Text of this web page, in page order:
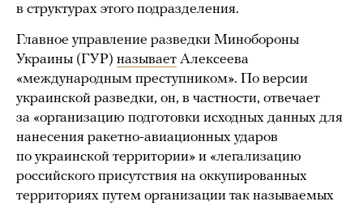
в структурах этого подразделения.
Главное управление разведки Минобороны
Украины (ГУР) называет Алексеева
«международным преступником». По версии
украинской разведки, он, в частности, отвечает
за «организацию подготовки исходных данных для
нанесения ракетно-авиационных ударов
по украинской территории» и «легализацию
российского присутствия на оккупированных
территориях путем организации так называемых